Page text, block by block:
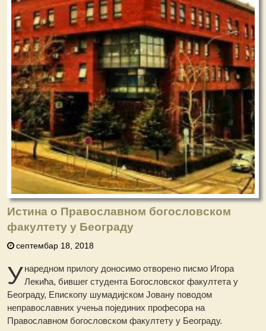
Истина о Православном богословском
факултету у Београду
септембар 18, 2018
Унаредном прилогу доносимо отворено писмо Игора
Лекића, бившег студента Богословског факултета у
Београду, Епископу шумадијском Јовану поводом
неправославних учења појединих професора на
Православном богословском факултету у Београду.